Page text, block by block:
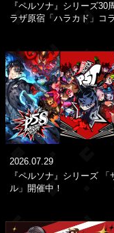
『ペルソナ』シリーズ30
ラザ原宿「ハラカド」コ
2026.07.29
『ペルソナ』シリーズ 「
ル」開催中！